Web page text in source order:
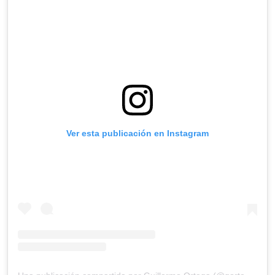
Ver esta publicación en Instagram